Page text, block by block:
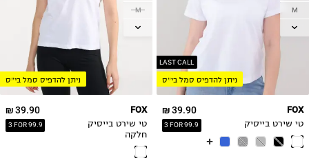
LAST CALL
ניתן להדפיס סמל בי״ס
M
L
39.90 ₪
3 FOR 99.9
FOX
טי שירט בייסיק
ניתן להדפיס סמל בי״ס
M
L
39.90 ₪
3 FOR 99.9
FOX
טי שירט בייסיק
חלקה